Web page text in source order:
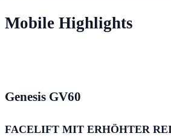
Mobile Highlights
Genesis GV60
FACELIFT MIT ERHÖHTER